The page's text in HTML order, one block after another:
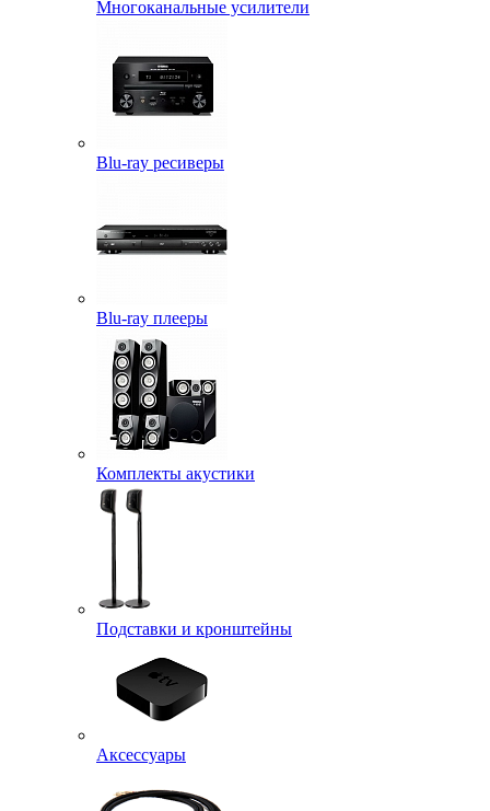
Многоканальные усилители
Blu-ray ресиверы
Blu-ray плееры
Комплекты акустики
Подставки и кронштейны
Аксессуары